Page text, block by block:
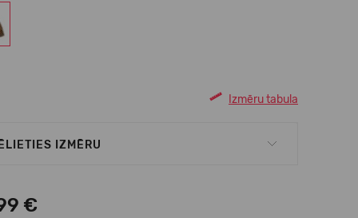
Izmēru tabula
IZMĒRU
€